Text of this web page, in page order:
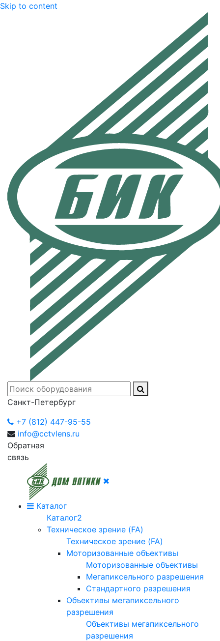
Skip to content
Санкт-Петербург
+7 (812) 447-95-55
info@cctvlens.ru
Обратная
связь
Каталог
Каталог2
Техническое зрение (FA)
Техническое зрение (FA)
Моторизованные объективы
Моторизованные объективы
Мегапиксельного разрешения
Стандартного разрешения
Объективы мегапиксельного
разрешения
Объективы мегапиксельного
разрешения